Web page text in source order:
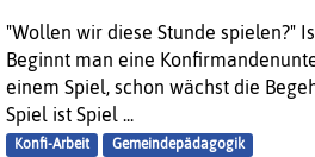
"Wollen wir diese Stunde spielen?"
Beginnt man eine
einem Spiel, schon wächst die
Spiel ist Spiel ...
Konfi-Arbeit Gemeindepädagogik